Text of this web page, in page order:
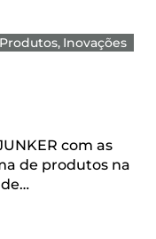
Produtos Inovações
com as
de produtos na